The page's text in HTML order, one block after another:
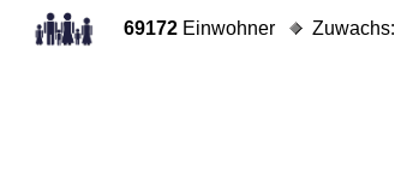
69172 Einwohner Zuwachs: